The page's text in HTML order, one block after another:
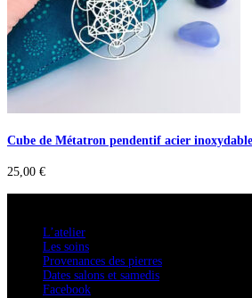
Cube de Métatron pendentif acier inoxydable
25,00 €
L’atelier
Les soins
Provenances des pierres
Dates salons et samedis
Facebook